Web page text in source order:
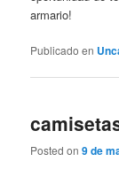
armario!
Publicado en
Posted on9 de